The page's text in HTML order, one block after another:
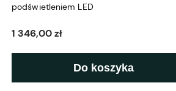
podświetleniem LED
1 346,00 zł
Do koszyka